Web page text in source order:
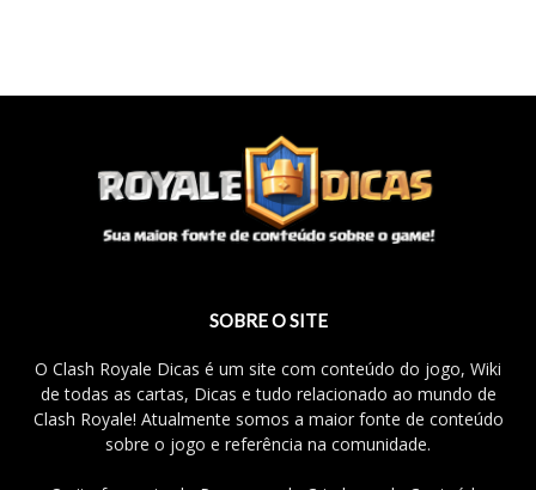
SOBRE O SITE
O Clash Royale Dicas é um site com conteúdo do jogo, Wiki
de todas as cartas, Dicas e tudo relacionado ao mundo de
Clash Royale! Atualmente somos a maior fonte de conteúdo
sobre o jogo e referência na comunidade.